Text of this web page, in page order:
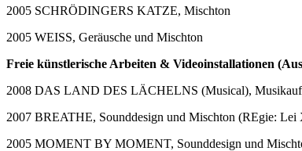
2005 SCHRÖDINGERS KATZE, Mischton
2005 WEISS, Geräusche und Mischton
Freie künstlerische Arbeiten & Videoinstallationen
2008 DAS LAND DES LÄCHELNS (Musical),
2007 BREATHE, Sounddesign und Mischton (REgie: Lei
2005 MOMENT BY MOMENT, Sounddesign und